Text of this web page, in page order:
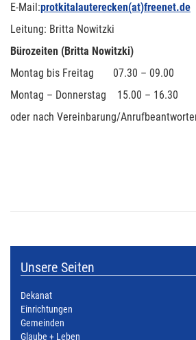
E-Mail:protkitalauterecken(at)freenet.de
Leitung: Britta Nowitzki
Bürozeiten (Britta Nowitzki)
Montag bis Freitag 07.30 – 09.00
Montag – Donnerstag 15.00 – 16.30
oder nach Vereinbarung/
Unsere Seiten
Dekanat
Einrichtungen
Gemeinden
Glaube + Leben